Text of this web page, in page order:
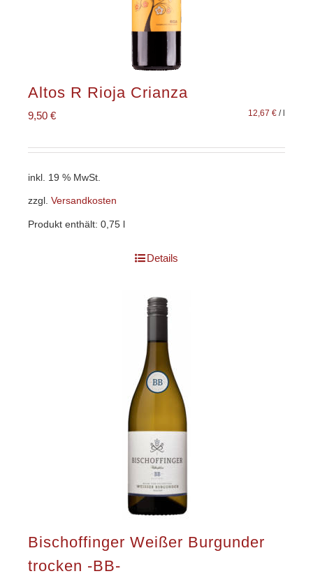
Altos R Rioja Crianza
9,50 € 12,67 € /l
inkl. 19 % MwSt.
zzgl. Versandkosten
Produkt enthält: 0,75
Details
Bischoffinger Weißer Burgunder
trocken -BB-